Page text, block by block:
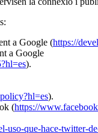
a Google (https://
a Google
).
).
(https://
uso-que-hace-twitter-